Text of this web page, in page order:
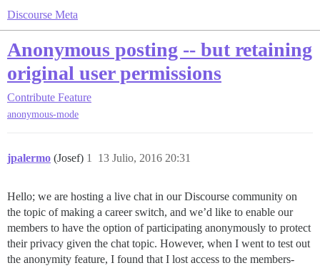
Discourse Meta
Anonymous posting -- but retaining
original user permissions
Contribute Feature
anonymous-mode
jpalermo (Josef) 13 Julio, 2016 20:31
1
Hello; we are hosting a live chat in our Discourse community on
the topic of making a career switch, and we’d like to enable our
members to have the option of participating anonymously to protect
their privacy given the chat topic. However, when I went to test out
the anonymity feature, I found that I lost access to the members-